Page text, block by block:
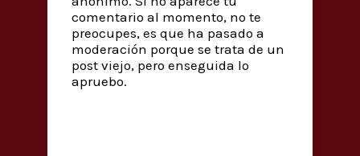
comentario al momento, no te
preocupes, es que ha pasado a
moderación porque se trata de un
post viejo, pero enseguida lo
apruebo.